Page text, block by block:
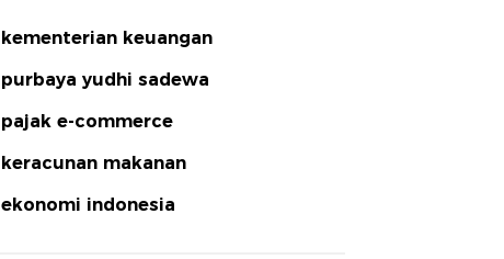
kementerian keuangan
purbaya yudhi sadewa
pajak e-commerce
keracunan makanan
ekonomi indonesia